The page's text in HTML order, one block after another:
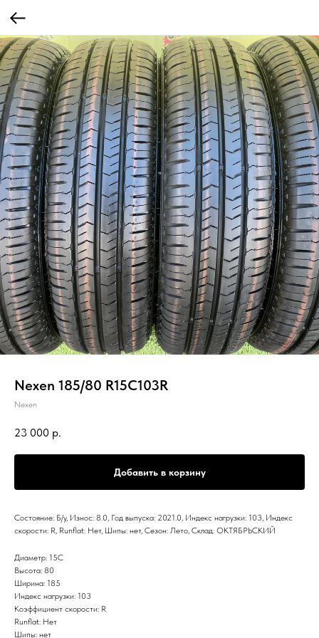
Nexen 185/80 R15C103R
Nexen
23 000 р.
Добавить в корзину
Состояние: Б/у, Износ: 8.0, Год выпуска: 2021.0, Индекс нагрузки: 103, Индекс
скорости: R, Runflat: Нет, Шипы: нет, Сезон: Лето, Склад: ОКТЯБРЬСКИЙ
Диаметр: 15C
Высота: 80
Ширина: 185
Индекс нагрузки: 103
Коэффициент скорости: R
Runflat: Нет
Шипы: нет